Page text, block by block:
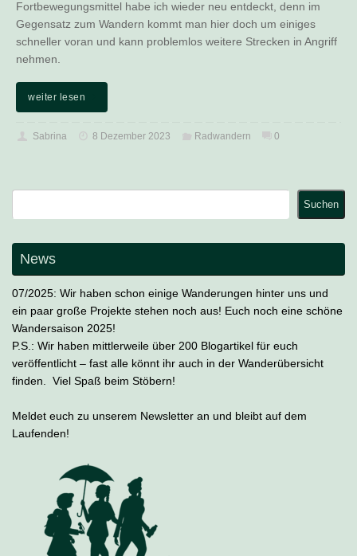
Fortbewegungsmittel habe ich wieder neu entdeckt, denn im
Gegensatz zum Wandern kommt man hier doch um einiges
schneller voran und kann problemlos weitere Strecken in Angriff
nehmen.
weiter lesen
Sabrina 8 Dezember 2023 Radwandern 0
Suchen
News
07/2025: Wir haben schon einige Wanderungen hinter uns und
ein paar große Projekte stehen noch aus! Euch noch eine schöne
Wandersaison 2025!
P.S.: Wir haben mittlerweile über 200 Blogartikel für euch
veröffentlicht – fast alle könnt ihr auch in der Wanderübersicht
finden. Viel Spaß beim Stöbern!
Meldet euch zu unserem Newsletter an und bleibt auf dem
Laufenden!